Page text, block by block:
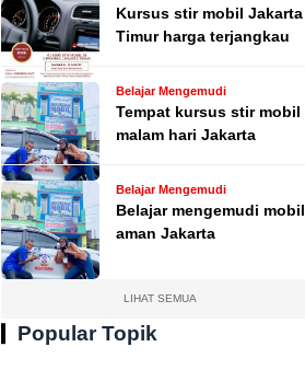
Kursus stir mobil Jakarta
Timur harga terjangkau
Belajar Mengemudi
Tempat kursus stir mobil
malam hari Jakarta
Belajar Mengemudi
Belajar mengemudi mobil
aman Jakarta
LIHAT SEMUA
Popular Topik